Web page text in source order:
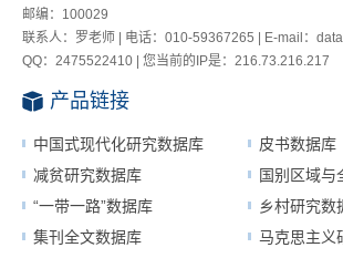
邮编：100029
联系人：罗老师 | 电话：010-59367265 | E-mail：
QQ：2475522410 | 您当前的IP是： 216.73.216.217
产品链接
中国式现代化研究数据库
皮书数据库
减贫研究数据库
国别区域与
“一带一路”数据库
乡村研究数
集刊全文数据库
马克思主义